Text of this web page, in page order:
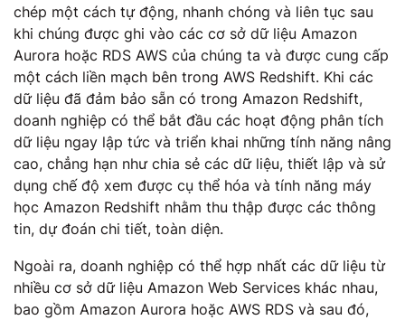
chép một cách tự động, nhanh chóng và liên tục sau
khi chúng được ghi vào các cơ sở dữ liệu Amazon
Aurora hoặc RDS AWS của chúng ta và được cung cấp
một cách liền mạch bên trong AWS Redshift. Khi các
dữ liệu đã đảm bảo sẵn có trong Amazon Redshift,
doanh nghiệp có thể bắt đầu các hoạt động phân tích
dữ liệu ngay lập tức và triển khai những tính năng nâng
cao, chẳng hạn như chia sẻ các dữ liệu, thiết lập và sử
dụng chế độ xem được cụ thể hóa và tính năng máy
học Amazon Redshift nhằm thu thập được các thông
tin, dự đoán chi tiết, toàn diện.
Ngoài ra, doanh nghiệp có thể hợp nhất các dữ liệu từ
nhiều cơ sở dữ liệu Amazon Web Services khác nhau,
bao gồm Amazon Aurora hoặc AWS RDS và sau đó,